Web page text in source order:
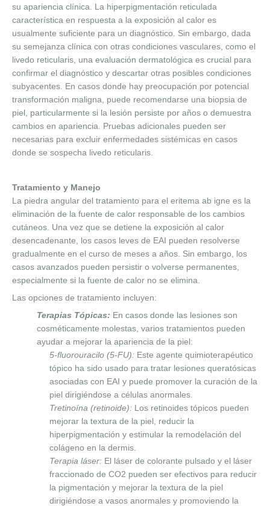
su apariencia clínica. La hiperpigmentación reticulada
característica en respuesta a la exposición al calor es
usualmente suficiente para un diagnóstico. Sin embargo, dada
su semejanza clínica con otras condiciones vasculares, como el
livedo reticularis, una evaluación dermatológica es crucial para
confirmar el diagnóstico y descartar otras posibles condiciones
subyacentes. En casos donde hay preocupación por potencial
transformación maligna, puede recomendarse una biopsia de
piel, particularmente si la lesión persiste por años o demuestra
cambios en apariencia. Pruebas adicionales pueden ser
necesarias para excluir enfermedades sistémicas en casos
donde se sospecha livedo reticularis.
Tratamiento y Manejo
La piedra angular del tratamiento para el eritema ab igne es la
eliminación de la fuente de calor responsable de los cambios
cutáneos. Una vez que se detiene la exposición al calor
desencadenante, los casos leves de EAI pueden resolverse
gradualmente en el curso de meses a años. Sin embargo, los
casos avanzados pueden persistir o volverse permanentes,
especialmente si la fuente de calor no se elimina.
Las opciones de tratamiento incluyen:
Terapias Tópicas: En casos donde las lesiones son
cosméticamente molestas, varios tratamientos pueden
ayudar a mejorar la apariencia de la piel:
5-fluorouracilo (5-FU): Este agente quimioterapéutico
tópico ha sido usado para tratar lesiones queratósicas
asociadas con EAI y puede promover la curación de la
piel dirigiéndose a células anormales.
Tretinoína (retinoide):
Los retinoides tópicos pueden
mejorar la textura de la piel, reducir la
hiperpigmentación y estimular la remodelación del
colágeno en la dermis.
Terapia láser: El láser de colorante pulsado y el láser
fraccionado de CO2 pueden ser efectivos para reducir
la pigmentación y mejorar la textura de la piel
dirigiéndose a vasos anormales y promoviendo la